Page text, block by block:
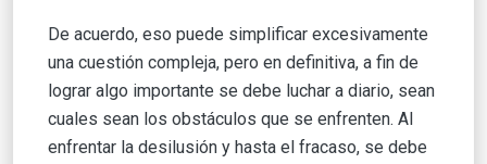
De acuerdo, eso puede simplificar excesivamente
una cuestión compleja, pero en definitiva, a fin de
lograr algo importante se debe luchar a diario, sean
cuales sean los obstáculos que se enfrenten. Al
enfrentar la desilusión y hasta el fracaso, se debe